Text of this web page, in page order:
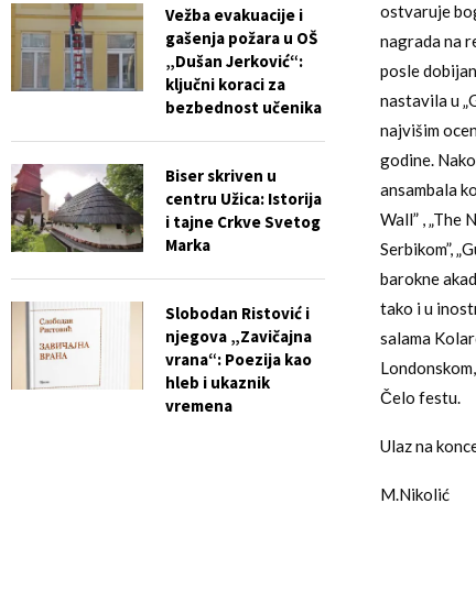
ostvaruje
nagrada na
posle
nastavila u
najvišim
godine.
ansambala
Wall” , „The
Serbikom”,
barokne
tako i u
salama
Čelo festu.
Ulaz na
M.Nikolić
Vežba evakuacije i
gašenja požara u OŠ
„Dušan Jerković“:
ključni koraci za
bezbednost učenika
Biser skriven u
centru Užica: Istorija
i tajne Crkve Svetog
Marka
Slobodan Ristović i
njegova „Zavičajna
vrana“: Poezija kao
hleb i ukaznik
vremena